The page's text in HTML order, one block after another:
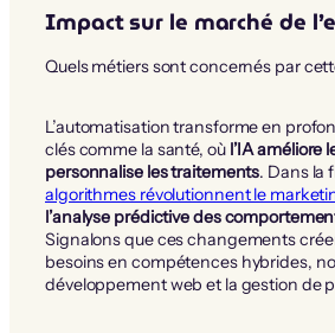
Impact sur le marché de
Quels métiers sont concernés par
L’automatisation transforme en
clés comme la santé, où l’IA améliore
personnalise les traitements. Dans la
algorithmes révolutionnent le
l’analyse prédictive des
Signalons que ces changements
besoins en compétences hybrides,
développement web et la gestion de